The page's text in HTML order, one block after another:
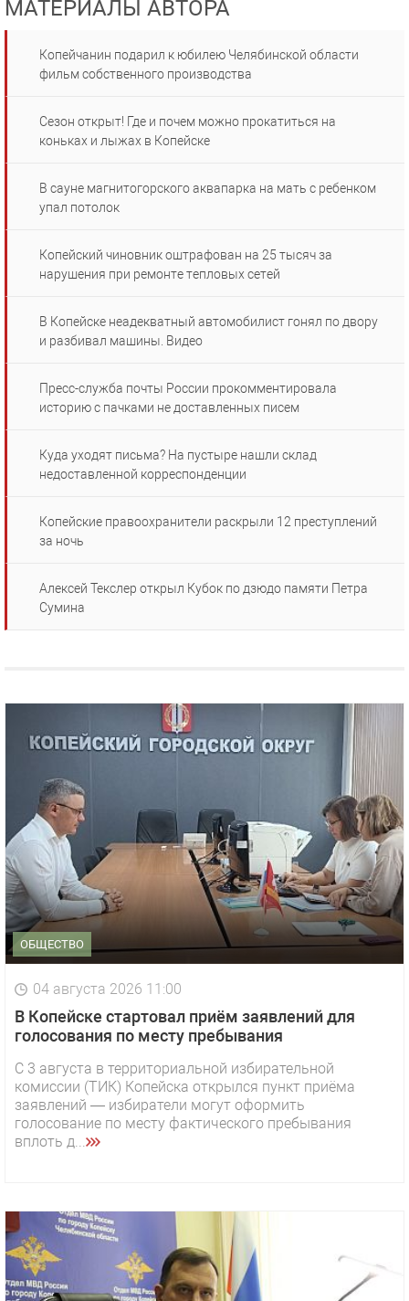
МАТЕРИАЛЫ АВТОРА
Копейчанин подарил к юбилею Челябинской области
фильм собственного производства
Сезон открыт! Где и почем можно прокатиться на
коньках и лыжах в Копейске
В сауне магнитогорского аквапарка на мать с ребенком
упал потолок
Копейский чиновник оштрафован на 25 тысяч за
нарушения при ремонте тепловых сетей
В Копейске неадекватный автомобилист гонял по двору
и разбивал машины. Видео
Пресс-служба почты России прокомментировала
историю с пачками не доставленных писем
Куда уходят письма? На пустыре нашли склад
недоставленной корреспонденции
Копейские правоохранители раскрыли 12 преступлений
за ночь
Алексей Текслер открыл Кубок по дзюдо памяти Петра
Сумина
ОБЩЕСТВО
04 августа 2026 11:00
В Копейске стартовал приём заявлений для
голосования по месту пребывания
С 3 августа в территориальной избирательной
комиссии (ТИК) Копейска открылся пункт приёма
заявлений — избиратели могут оформить
голосование по месту фактического пребывания
вплоть д...